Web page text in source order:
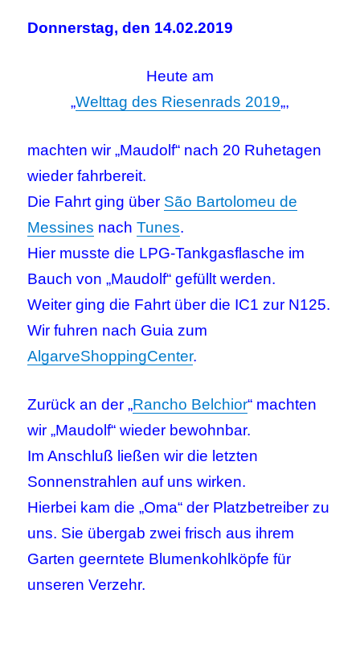
Donnerstag, den 14.02.2019
Heute am
„Welttag des Riesenrads 2019„,
machten wir „Maudolf“ nach 20 Ruhetagen
wieder fahrbereit.
Die Fahrt ging über São Bartolomeu de
Messines nachTunes.
Hier musste die LPG-Tankgasflasche im
Bauch von „Maudolf“ gefüllt werden.
Weiter ging die Fahrt über die IC1 zur N125.
Wir fuhren nach Guia zum
AlgarveShoppingCenter.
Zurück an der „Rancho Belchior“ machten
wir „Maudolf“ wieder bewohnbar.
Im Anschluß ließen wir die letzten
Sonnenstrahlen auf uns wirken.
Hierbei kam die „Oma“ der Platzbetreiber zu
uns. Sie übergab zwei frisch aus ihrem
Garten geerntete Blumenkohlköpfe für
unseren Verzehr.